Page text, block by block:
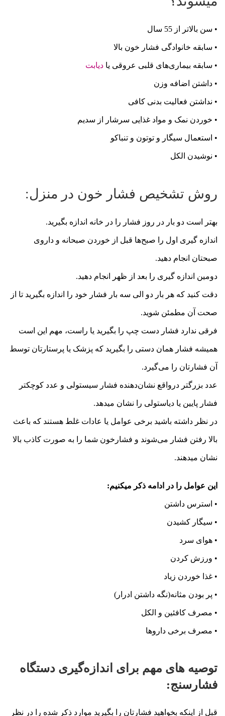
• سن بالاتر از 55 سال
• سابقه خانوادگی فشار خون بالا
• سابقه بیماری‌های قلبی عروقی یا دیابت
• داشتن اضافه وزن
• نداشتن فعالیت بدنی کافی
• خوردن نمک و مواد غذایی سرشار از سدیم
• استعمال سیگار و توتون و تنباکو
• نوشیدن الکل
روش تشخیص فشار خون در منزل:
بهتر است دو بار در روز فشار را در خانه اندازه بگیرید.
اندازه گیری اول را صبح‌ها قبل از خوردن صبحانه و داروی
صبحتان انجام دهید.
دومین اندازه گیری را بعد از ظهر انجام دهید.
دقت کنید که هر بار دو الی سه بار فشار خود را اندازه بگیرید تا از
صحت آن مطمئن شوید.
فرقی ندارد فشار دست چپ را بگیرید یا راست، مهم این است
همیشه فشار همان دستی را بگیرید که پزشک یا پرستارتان توسط
آن فشارتان را می‌گیرد.
عدد بزرگتر درواقع نشان‌دهنده فشار سیستولی و عدد کوچکتر
فشار پایین یا دیاستولی را نشان میدهد.
در نظر داشته باشید برخی عوامل یا عادات غلط هستند که باعث
بالا رفتن فشار می‌شوند و فشارخون شما را به صورت کاذب بالا
نشان میدهند.
این عوامل را در ادامه ذکر میکنیم:
• استرس داشتن
• سیگار کشیدن
• هوای سرد
• ورزش کردن
• غذا خوردن زیاد
• پر بودن مثانه(نگه داشتن ادرار)
• مصرف کافئین و الکل
• مصرف برخی داروها
توصیه های مهم برای اندازه‌گیری دستگاه
فشارسنج:
قبل از اینکه بخواهید فشارتان را بگیرید موارد ذکر شده را در نظر